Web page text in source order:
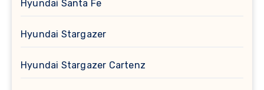
Hyundai Santa Fe
Hyundai Stargazer
Hyundai Stargazer Cartenz